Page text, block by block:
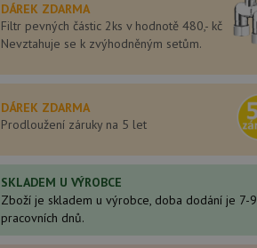
DÁREK ZDARMA
Filtr pevných částic 2ks v hodnotě 480,- kč
Nevztahuje se k zvýhodněným setům.
DÁREK ZDARMA
Prodloužení záruky na 5 let
SKLADEM U VÝROBCE
Zboží je skladem u výrobce, doba dodání je 7-9
pracovních dnů.